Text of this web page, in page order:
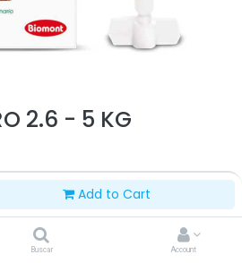
Add to Cart
Buscar Account
2.6 - 5 KG